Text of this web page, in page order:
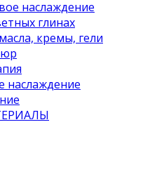
наслаждение
глинах
кремы, гели
наслаждение